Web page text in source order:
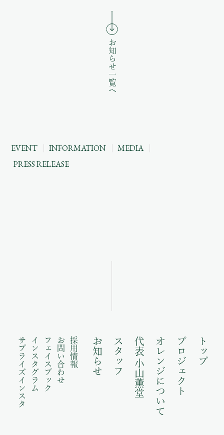
お知らせ一覧へ
EVENT INFORMATION
MEDIA
PRESS RELEASE
トップ
プロジェクト
オレンジについて
代表 小山薫堂
スタッフ
お知らせ
採用情報
お問い合わせ
フェイスブック
インスタグラム
サプライズインスタ